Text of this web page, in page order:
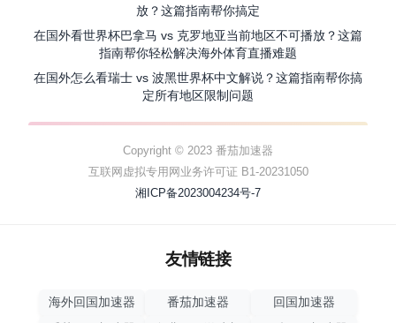
放？这篇指南帮你搞定
在国外看世界杯巴拿马 vs 克罗地亚当前地区不可播放？这篇
指南帮你轻松解决海外体育直播难题
在国外怎么看瑞士 vs 波黑世界杯中文解说？这篇指南帮你搞
定所有地区限制问题
Copyright © 2023 番茄加速器
互联网虚拟专用网业务许可证 B1-20231050
湘ICP备2023004234号-7
友情链接
海外回国加速器 番茄加速器
回国加速器